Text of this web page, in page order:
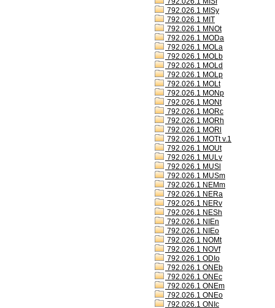
792.026.1 MISy
792.026.1 MIT
792.026.1 MNOt
792.026.1 MODa
792.026.1 MOLa
792.026.1 MOLb
792.026.1 MOLd
792.026.1 MOLp
792.026.1 MOLt
792.026.1 MONp
792.026.1 MONt
792.026.1 MORc
792.026.1 MORh
792.026.1 MORl
792.026.1 MOTt v.1
792.026.1 MOUt
792.026.1 MULv
792.026.1 MUSl
792.026.1 MUSm
792.026.1 NEMm
792.026.1 NERa
792.026.1 NERv
792.026.1 NESh
792.026.1 NIEn
792.026.1 NIEo
792.026.1 NOMt
792.026.1 NOVf
792.026.1 ODIo
792.026.1 ONEb
792.026.1 ONEc
792.026.1 ONEm
792.026.1 ONEo
792.026.1 ONIc